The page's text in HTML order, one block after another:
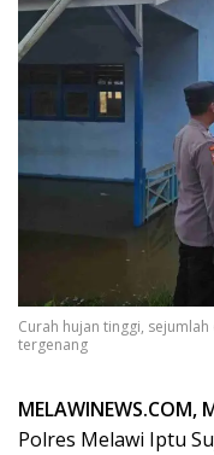
Curah hujan tinggi,
tergenang
MELAWINEWS.COM,
Polres Melawi Iptu